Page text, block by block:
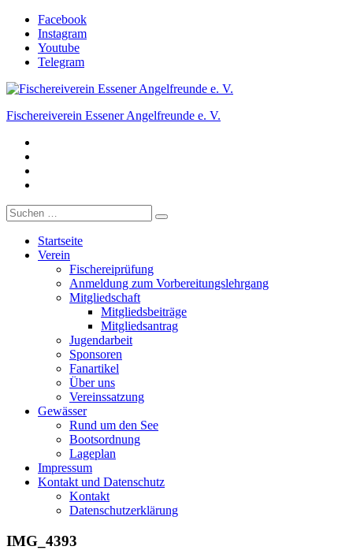
Zum
Inhalt
springen
Facebook
Instagram
Youtube
Telegram
Fischereiverein Essener Angelfreunde e. V.
Der Angelverein in Essen.
Suche
nach:
Startseite
Verein
Fischereiprüfung
Anmeldung zum Vorbereitungslehrgang
Mitgliedschaft
Mitgliedsbeiträge
Mitgliedsantrag
Jugendarbeit
Sponsoren
Fanartikel
Über uns
Vereinssatzung
Gewässer
Rund um den See
Bootsordnung
Lageplan
Impressum
Kontakt und Datenschutz
Kontakt
Datenschutzerklärung
IMG_4393